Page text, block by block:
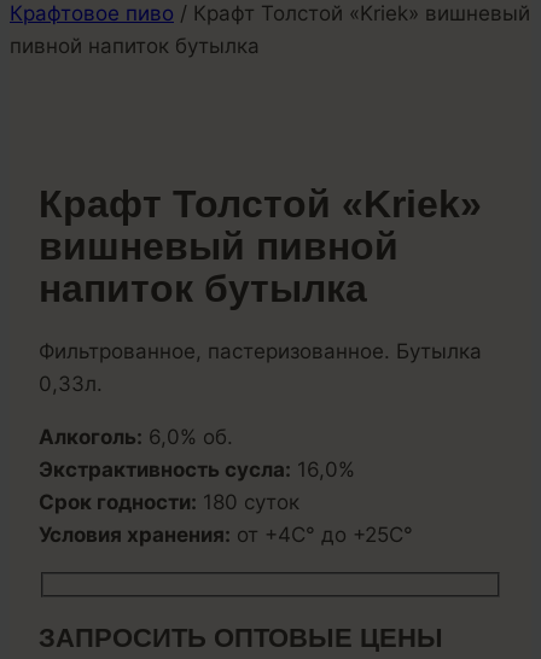
Крафтовое пиво / Крафт Толстой «Kriek» вишневый
пивной напиток бутылка
Крафт Толстой «Kriek»
вишневый пивной
напиток бутылка
Фильтрованное, пастеризованное. Бутылка
0,33л.
Алкоголь: 6,0% об.
Экстрактивность сусла: 16,0%
Срок годности: 180 суток
Условия хранения: от +4С° до +25С°
ЗАПРОСИТЬ ОПТОВЫЕ ЦЕНЫ